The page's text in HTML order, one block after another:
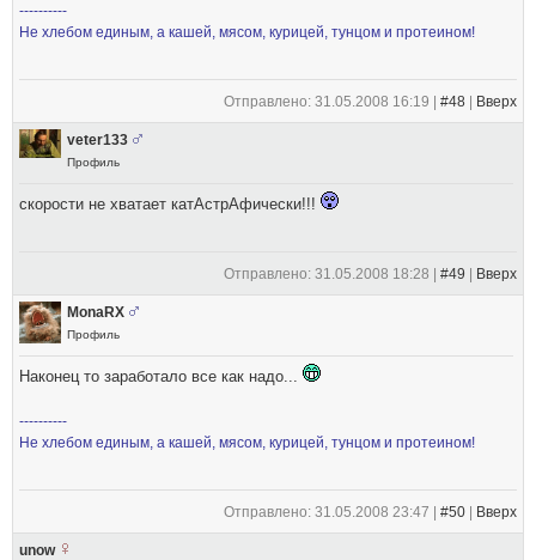
----------
Не хлебом единым, а кашей, мясом, курицей, тунцом и протеином!
Отправлено: 31.05.2008 16:19 | #48 Вверх
veter133
Профиль
скорости не хватает катАстрАфически!!!
Отправлено: 31.05.2008 18:28 | #49 Вверх
MonaRХ
Профиль
Наконец то заработало все как надо...
----------
Не хлебом единым, а кашей, мясом, курицей, тунцом и протеином!
Отправлено: 31.05.2008 23:47 | #50 Вверх
unow